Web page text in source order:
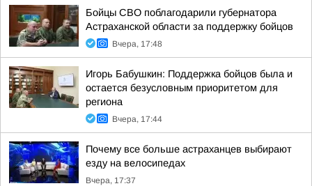
Бойцы СВО поблагодарили губернатора
Астраханской области за поддержку бойцов
Вчера, 17:48
Игорь Бабушкин: Поддержка бойцов была и
остается безусловным приоритетом для
региона
Вчера, 17:44
Почему все больше астраханцев выбирают
езду на велосипедах
Вчера, 17:37